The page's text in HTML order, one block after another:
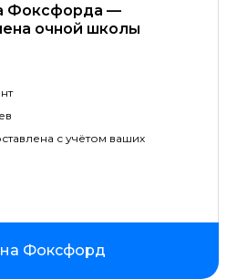
Фоксфорда —
очной школы
с учётом ваших
на Фоксфорд